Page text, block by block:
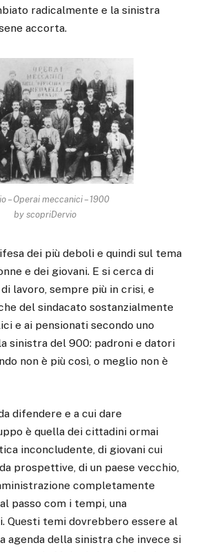
radicalmente e la sinistra
accorta.
– Operai meccanici – 1900
by scopriDervio
dei più deboli e quindi sul tema
e dei giovani. E si cerca di
lavoro, sempre più in crisi, e
del sindacato sostanzialmente
e ai pensionati secondo uno
sinistra del 900: padroni e datori
non è più così, o meglio non è
difendere e a cui dare
è quella dei cittadini ormai
inconcludente, di giovani cui
prospettive, di un paese vecchio,
completamente
passo com i tempi, una
Questi temi dovrebbero essere al
agenda della sinistra che invece si